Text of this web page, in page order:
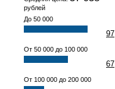
рублей
До 50 000
97
От 50 000 до 100 000
67
От 100 000 до 200 000